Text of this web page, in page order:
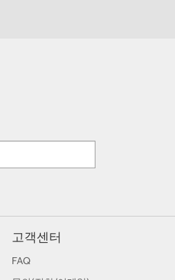
고객센터
FAQ